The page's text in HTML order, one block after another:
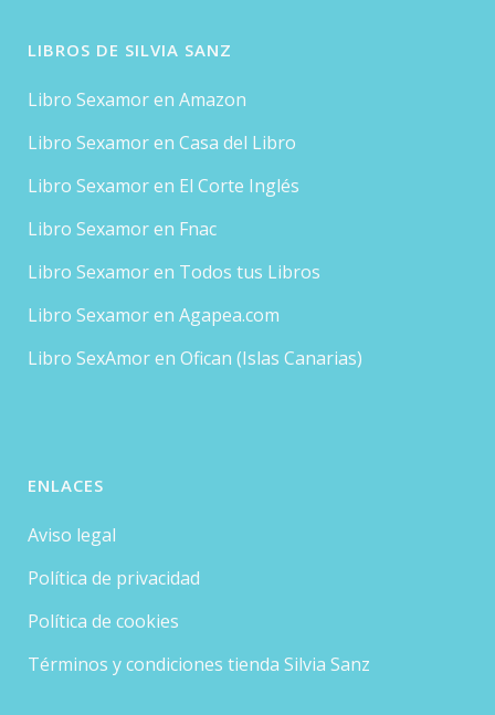
LIBROS DE SILVIA SANZ
Libro Sexamor en Amazon
Libro Sexamor en Casa del Libro
Libro Sexamor en El Corte Inglés
Libro Sexamor en Fnac
Libro Sexamor en Todos tus Libros
Libro Sexamor en Agapea.com
Libro SexAmor en Ofican (Islas Canarias)
ENLACES
Aviso legal
Política de privacidad
Política de cookies
Términos y condiciones tienda Silvia Sanz